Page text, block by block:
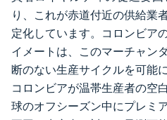
り、これが赤道付近の供給業
定化しています。コロンビア
イメートは、このマーチャン
断のない生産サイクルを可能
コロンビアが温帯生産者の空
球のオフシーズン中にプレミ